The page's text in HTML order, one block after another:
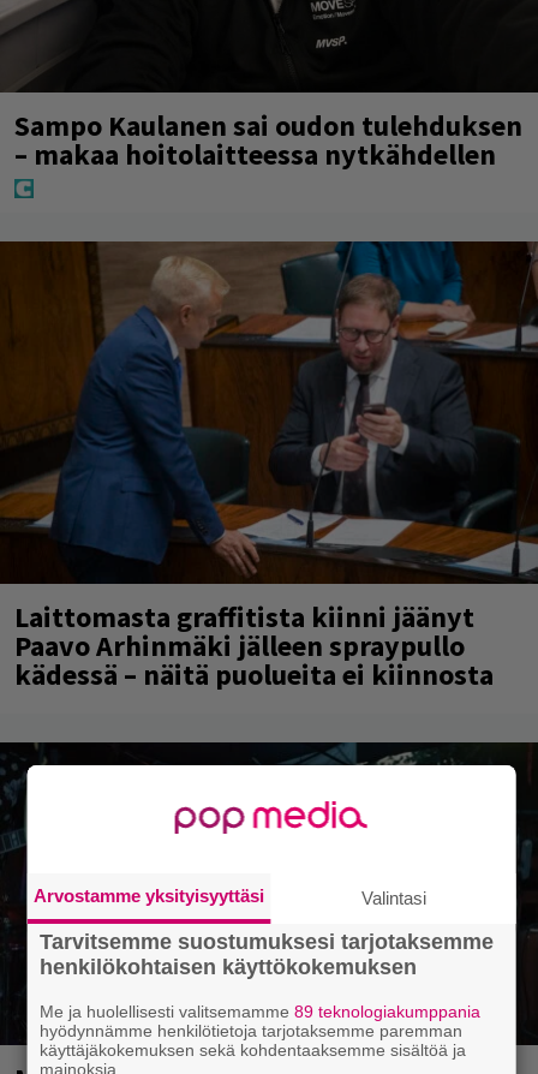
Sampo Kaulanen sai oudon tulehduksen
– makaa hoitolaitteessa nytkähdellen
Laittomasta graffitista kiinni jäänyt
Paavo Arhinmäki jälleen spraypullo
kädessä – näitä puolueita ei kiinnosta
Arvostamme yksityisyyttäsi Valintasi
Tarvitsemme suostumuksesi tarjotaksemme
henkilökohtaisen käyttökokemuksen
Me ja huolellisesti valitsemamme 89 teknologiakumppania
hyödynnämme henkilötietoja tarjotaksemme paremman
käyttäjäkokemuksen sekä kohdentaaksemme sisältöä ja
mainoksia.